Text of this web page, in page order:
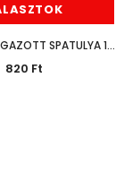
SCHULLER FOGAZOTT SPATULYA 18CM
820 Ft